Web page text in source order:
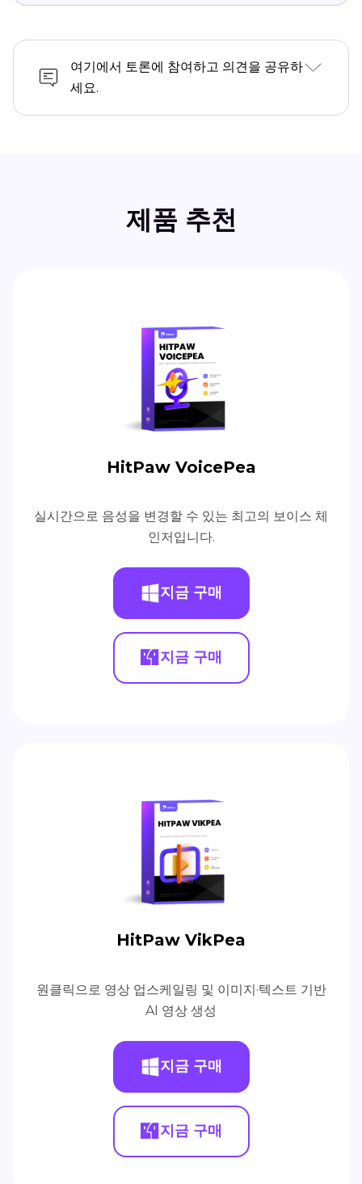
여기에서 토론에 참여하고 의견을 공유하
세요.
제품 추천
HitPaw VoicePea
실시간으로 음성을 변경할 수 있는 최고의 보이스 체
인저입니다.
지금 구매
지금 구매
HitPaw VikPea
원클릭으로 영상 업스케일링 및 이미지·텍스트 기반
AI 영상 생성
지금 구매
지금 구매